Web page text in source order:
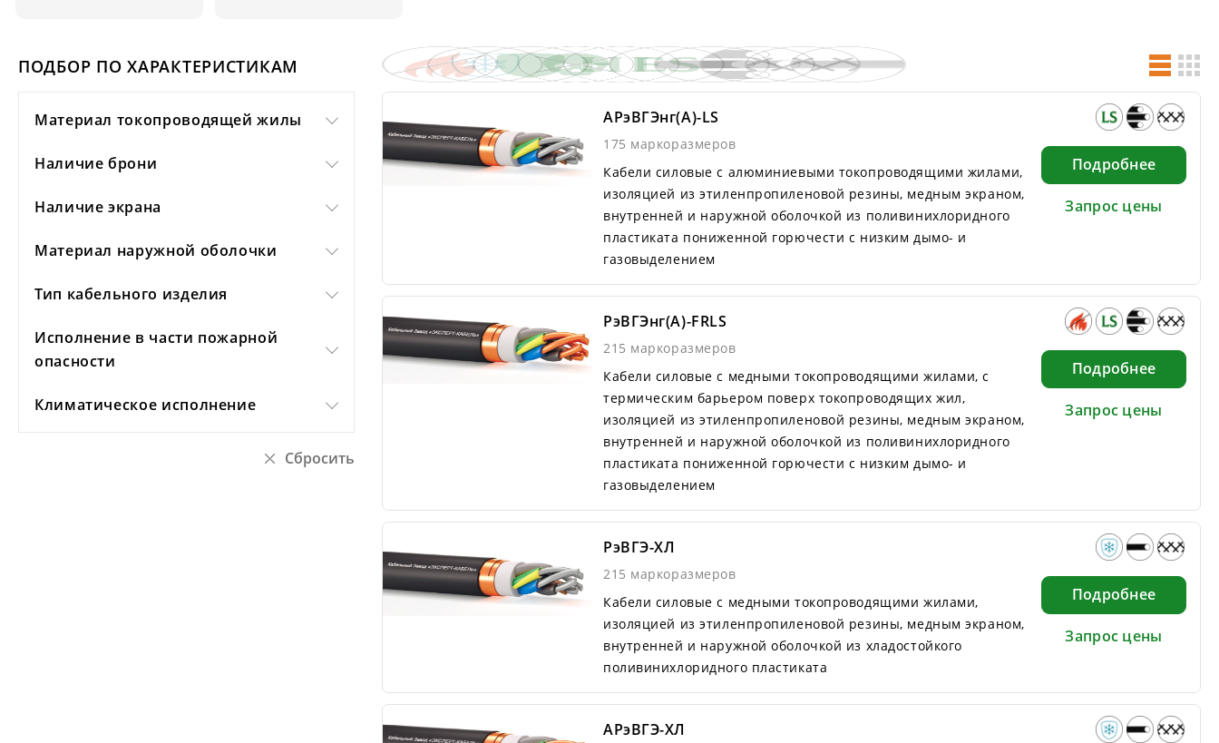
ПОДБОР ПО ХАРАКТЕРИСТИКАМ
Материал токопроводящей жилы
Наличие брони
Наличие экрана
Материал наружной оболочки
Тип кабельного изделия
Исполнение в части пожарной
опасности
Климатическое исполнение
АРэВГЭнг(А)-LS
175 маркоразмеров
Кабели силовые с алюминиевыми токопроводящими жилами,
изоляцией из этиленпропиленовой резины, медным экраном,
внутренней и наружной оболочкой из поливинихлоридного
пластиката пониженной горючести с низким дымо- и
газовыделением
Подробнее
Запрос цены
РэВГЭнг(А)-FRLS
215 маркоразмеров
Кабели силовые с медными токопроводящими жилами, с
термическим барьером поверх токопроводящих жил,
изоляцией из этиленпропиленовой резины, медным экраном,
внутренней и наружной оболочкой из поливинихлоридного
пластиката пониженной горючести с низким дымо- и
газовыделением
Подробнее
Запрос цены
РэВГЭ-ХЛ
215 маркоразмеров
Кабели силовые с медными токопроводящими жилами,
изоляцией из этиленпропиленовой резины, медным экраном,
внутренней и наружной оболочкой из хладостойкого
поливинихлоридного пластиката
Подробнее
Запрос цены
АРэВГЭ-ХЛ